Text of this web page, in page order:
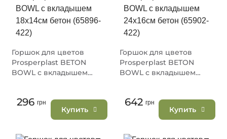
Горшок для цветов
Prosperplast BETON
BOWL с вкладышем
296 грн
Купить
Горшок для цветов
Prosperplast BETON
BOWL с вкладышем
642 грн
Купить